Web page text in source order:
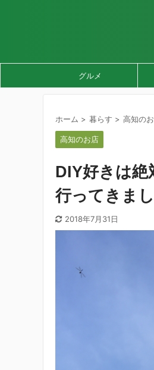
グルメ
ホーム > 暮らす > 高知の
高知のお店
DIY好きは絶
行ってきまし
2018年7月31日